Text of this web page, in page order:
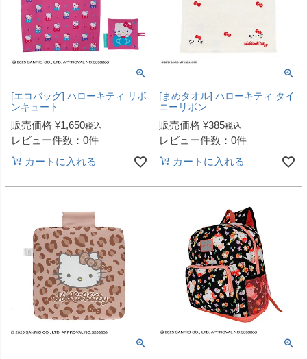
[エコバッグ] ハローキティ リボ
ンキュート
販売価格 ¥1,650税込
レビュー件数：0件
カートに入れる
[まめタオル] ハローキティ タイ
ニーリボン
販売価格 ¥385税込
レビュー件数：0件
カートに入れる